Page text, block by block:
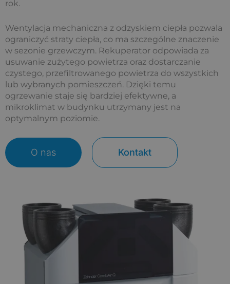
rok.
Wentylacja mechaniczna z odzyskiem ciepła pozwala
ograniczyć straty ciepła, co ma szczególne znaczenie
w sezonie grzewczym. Rekuperator odpowiada za
usuwanie zużytego powietrza oraz dostarczanie
czystego, przefiltrowanego powietrza do wszystkich
lub wybranych pomieszczeń. Dzięki temu
ogrzewanie staje się bardziej efektywne, a
mikroklimat w budynku utrzymany jest na
optymalnym poziomie.
O nas Kontakt